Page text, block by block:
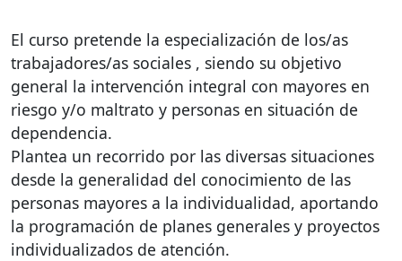
El curso pretende la especialización de los/as
trabajadores/as sociales , siendo su objetivo
general la intervención integral con mayores en
riesgo y/o maltrato y personas en situación de
dependencia.
Plantea un recorrido por las diversas situaciones
desde la generalidad del conocimiento de las
personas mayores a la individualidad, aportando
la programación de planes generales y proyectos
individualizados de atención.